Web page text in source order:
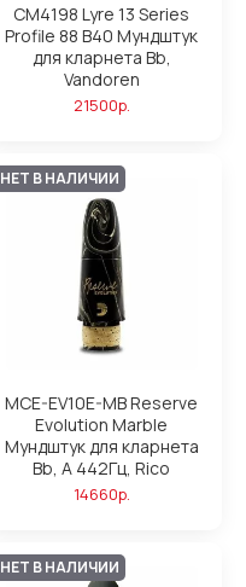
CM4198 Lyre 13 Series
Profile 88 B40 Мундштук
для кларнета Bb,
Vandoren
21500р.
НЕТ В НАЛИЧИИ
MCE-EV10E-MB Reserve
Evolution Marble
Мундштук для кларнета
Bb, А 442Гц, Rico
14660р.
НЕТ В НАЛИЧИИ